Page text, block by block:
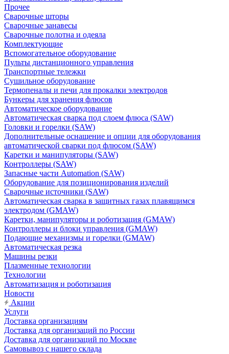
Прочее
Сварочные шторы
Сварочные занавесы
Сварочные полотна и одеяла
Комплектующие
Вспомогательное оборудование
Пульты дистанционного управления
Транспортные тележки
Сушильное оборудование
Термопеналы и печи для прокалки электродов
Бункеры для хранения флюсов
Автоматическое оборудование
Автоматическая сварка под слоем флюса (SAW)
Головки и горелки (SAW)
Дополнительные оснащение и опции для оборудования
автоматической сварки под флюсом (SAW)
Каретки и манипуляторы (SAW)
Контроллеры (SAW)
Запасные части Automation (SAW)
Оборудование для позиционирования изделий
Сварочные источники (SAW)
Автоматическая сварка в защитных газах плавящимся
электродом (GMAW)
Каретки, манипуляторы и роботизация (GMAW)
Контроллеры и блоки управления (GMAW)
Подающие механизмы и горелки (GMAW)
Автоматическая резка
Машины резки
Плазменные технологии
Технологии
Автоматизация и роботизация
Новости
Акции
Услуги
Доставка организациям
Доставка для организаций по России
Доставка для организаций по Москве
Самовывоз с нашего склада